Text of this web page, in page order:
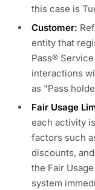
this case is
Customer:
entity that
Pass®
interactions
as "Pass
Fair Usage
each activity
factors such
discounts,
the Fair
system